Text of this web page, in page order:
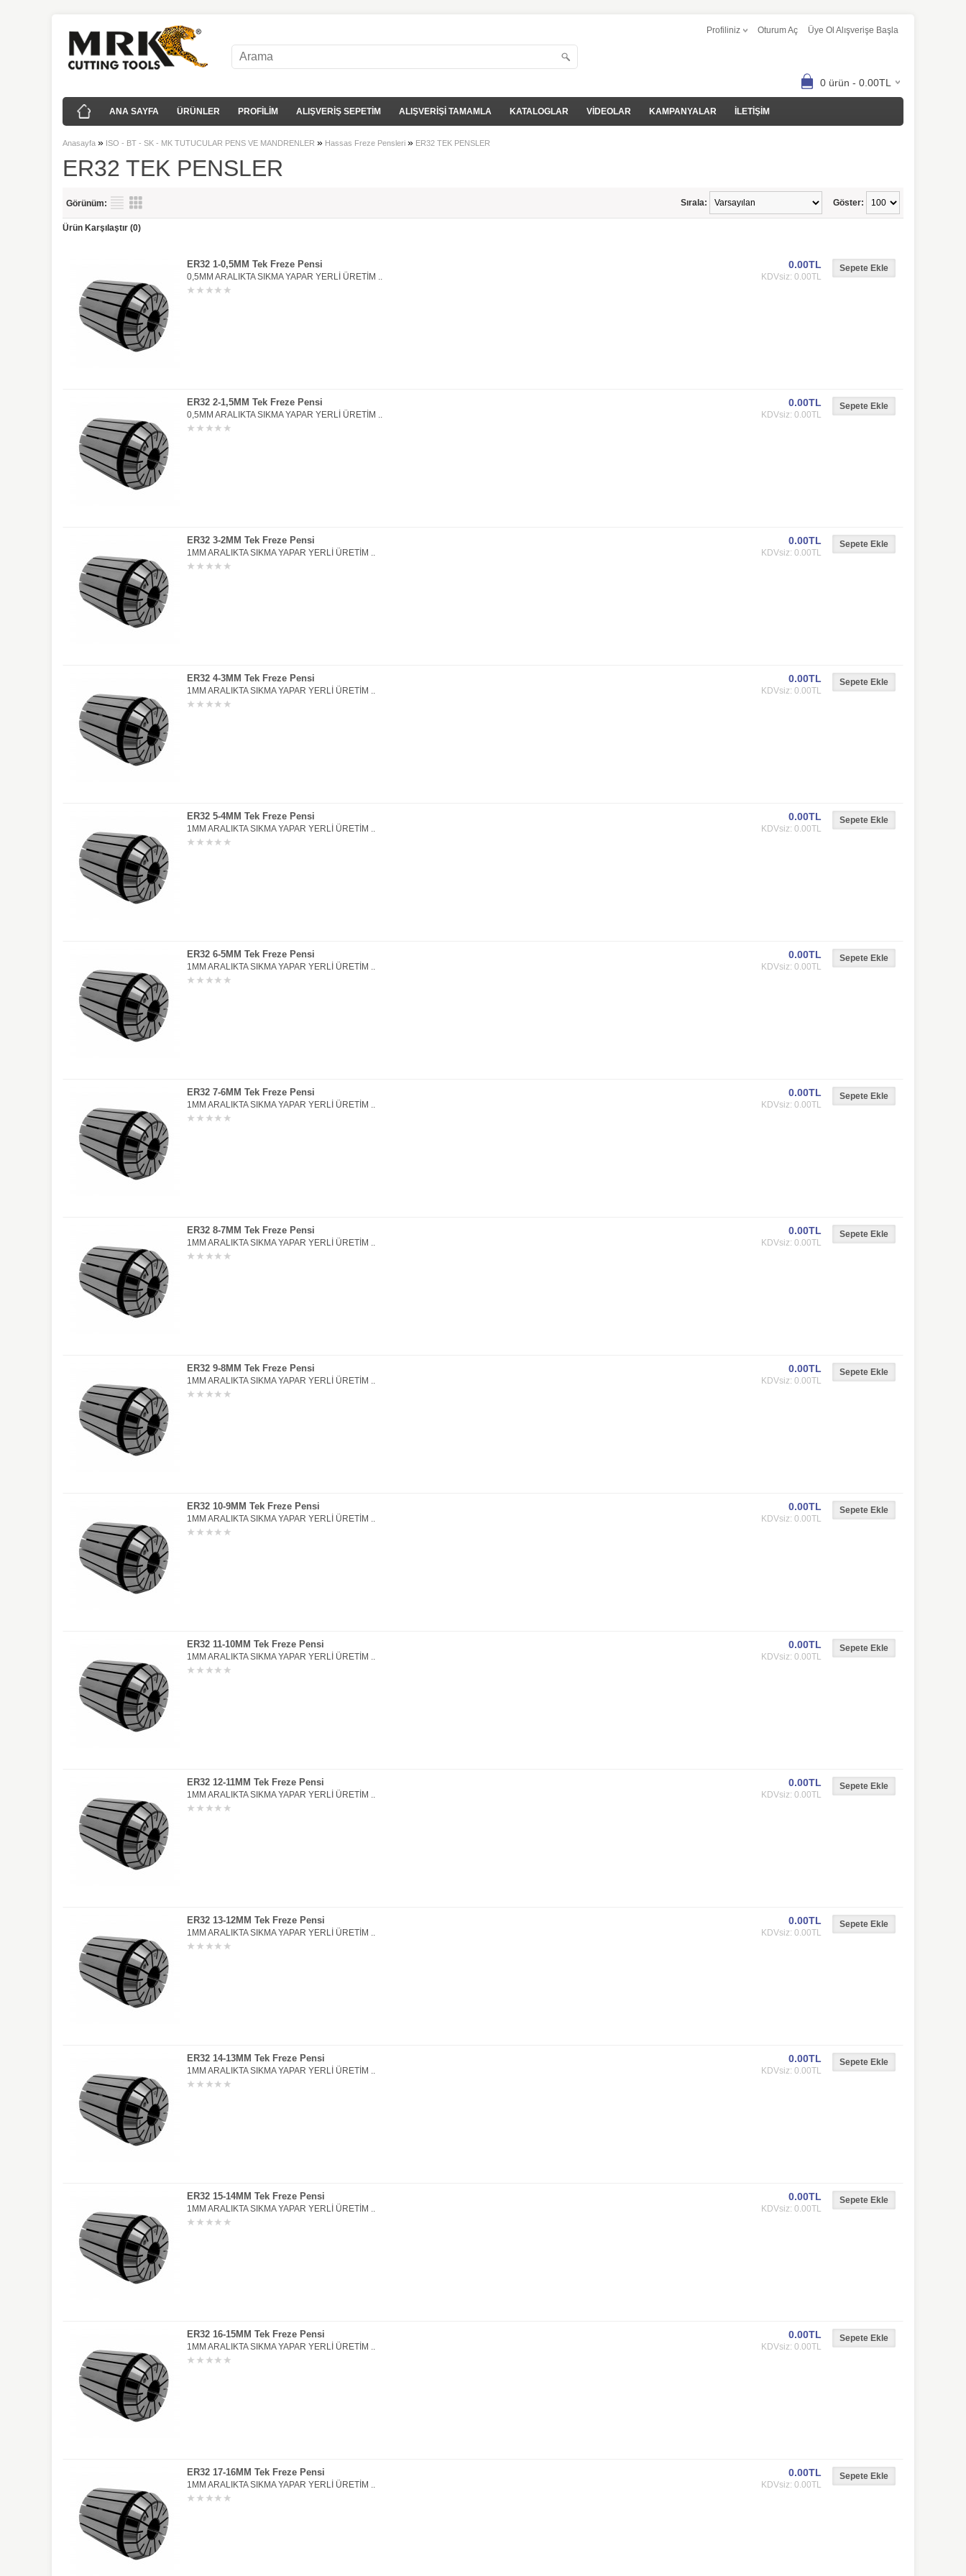
Profiliniz Oturum Aç Üye Ol Alışverişe Başla
0 ürün - 0.00TL
ANA SAYFA ÜRÜNLER PROFİLİM ALIŞVERİŞ SEPETİM ALIŞVERİŞİ TAMAMLA KATALOGLAR VİDEOLAR KAMPANYALAR İLETİŞİM
Anasayfa » ISO - BT - SK - MK TUTUCULAR PENS VE MANDRENLER » Hassas Freze Pensleri » ER32 TEK PENSLER
ER32 TEK PENSLER
Görünüm: Göster:
Sırala:
Ürün Karşılaştır (0)
0.00TL
KDVsiz: 0.00TL
ER32 1-0,5MM Tek Freze Pensi
0,5MM ARALIKTA SIKMA YAPAR YERLİ ÜRETİM ..
0.00TL
KDVsiz: 0.00TL
ER32 2-1,5MM Tek Freze Pensi
0,5MM ARALIKTA SIKMA YAPAR YERLİ ÜRETİM ..
0.00TL
KDVsiz: 0.00TL
ER32 3-2MM Tek Freze Pensi
1MM ARALIKTA SIKMA YAPAR YERLİ ÜRETİM ..
0.00TL
KDVsiz: 0.00TL
ER32 4-3MM Tek Freze Pensi
1MM ARALIKTA SIKMA YAPAR YERLİ ÜRETİM ..
0.00TL
KDVsiz: 0.00TL
ER32 5-4MM Tek Freze Pensi
1MM ARALIKTA SIKMA YAPAR YERLİ ÜRETİM ..
0.00TL
KDVsiz: 0.00TL
ER32 6-5MM Tek Freze Pensi
1MM ARALIKTA SIKMA YAPAR YERLİ ÜRETİM ..
0.00TL
KDVsiz: 0.00TL
ER32 7-6MM Tek Freze Pensi
1MM ARALIKTA SIKMA YAPAR YERLİ ÜRETİM ..
0.00TL
KDVsiz: 0.00TL
ER32 8-7MM Tek Freze Pensi
1MM ARALIKTA SIKMA YAPAR YERLİ ÜRETİM ..
0.00TL
KDVsiz: 0.00TL
ER32 9-8MM Tek Freze Pensi
1MM ARALIKTA SIKMA YAPAR YERLİ ÜRETİM ..
0.00TL
KDVsiz: 0.00TL
ER32 10-9MM Tek Freze Pensi
1MM ARALIKTA SIKMA YAPAR YERLİ ÜRETİM ..
0.00TL
KDVsiz: 0.00TL
ER32 11-10MM Tek Freze Pensi
1MM ARALIKTA SIKMA YAPAR YERLİ ÜRETİM ..
0.00TL
KDVsiz: 0.00TL
ER32 12-11MM Tek Freze Pensi
1MM ARALIKTA SIKMA YAPAR YERLİ ÜRETİM ..
0.00TL
KDVsiz: 0.00TL
ER32 13-12MM Tek Freze Pensi
1MM ARALIKTA SIKMA YAPAR YERLİ ÜRETİM ..
0.00TL
KDVsiz: 0.00TL
ER32 14-13MM Tek Freze Pensi
1MM ARALIKTA SIKMA YAPAR YERLİ ÜRETİM ..
0.00TL
KDVsiz: 0.00TL
ER32 15-14MM Tek Freze Pensi
1MM ARALIKTA SIKMA YAPAR YERLİ ÜRETİM ..
0.00TL
KDVsiz: 0.00TL
ER32 16-15MM Tek Freze Pensi
1MM ARALIKTA SIKMA YAPAR YERLİ ÜRETİM ..
0.00TL
KDVsiz: 0.00TL
ER32 17-16MM Tek Freze Pensi
1MM ARALIKTA SIKMA YAPAR YERLİ ÜRETİM ..